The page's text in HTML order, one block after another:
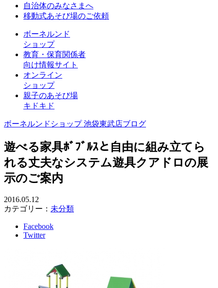
自治体のみなさまへ
移動式あそび場のご依頼
ボーネルンド
ショップ
教育・保育関係者
向け情報サイト
オンライン
ショップ
親子のあそび場
キドキド
ボーネルンドショップ 池袋東武店ブログ
遊べる家具ﾎﾞﾌﾞﾙｽと自由に組み立てら
れる丈夫なシステム遊具クアドロの展
示のご案内
2016.05.12
カテゴリー： 未分類
Facebook
Twitter